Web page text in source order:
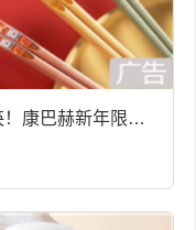
康巴赫新年限定
元